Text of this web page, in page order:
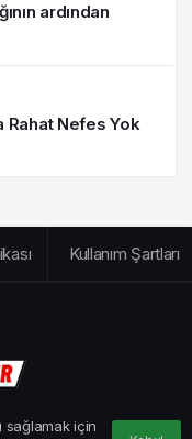
ardından
Rahat Nefes Yok
sağlamak için
Kullanım Şartları